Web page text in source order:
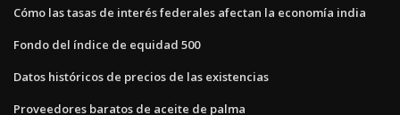
Cómo las tasas de interés federales afectan la economía india
Fondo del índice de equidad 500
Datos históricos de precios de las existencias
Proveedores baratos de aceite de palma